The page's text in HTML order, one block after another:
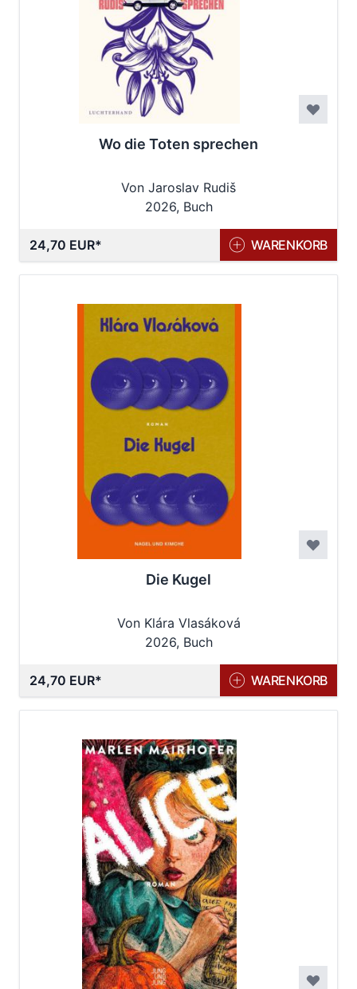
Wo die Toten sprechen
Von Jaroslav Rudiš
2026, Buch
24,70 EUR WARENKORB
Die Kugel
Von Klára Vlasáková
2026, Buch
24,70 EUR WARENKORB